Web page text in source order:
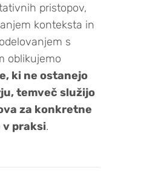
pristopov,
konteksta in
s
oblikujemo
ki ne ostanejo
temveč služijo
za konkretne
v praksi.